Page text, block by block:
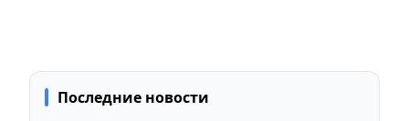
Последние новости